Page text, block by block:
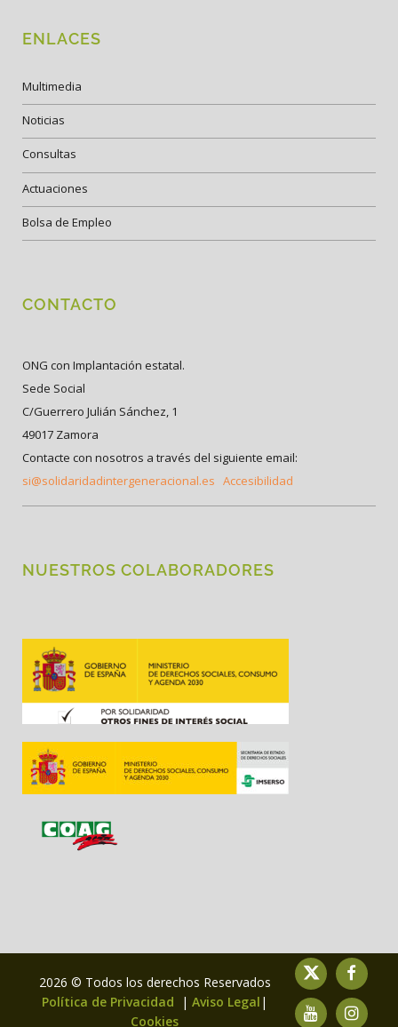
ENLACES
Multimedia
Noticias
Consultas
Actuaciones
Bolsa de Empleo
CONTACTO
ONG con Implantación estatal.
Sede Social
C/Guerrero Julián Sánchez, 1
49017 Zamora
Contacte con nosotros a través del siguiente email:
si@solidaridadintergeneracional.es Accesibilidad
NUESTROS COLABORADORES
2026 © Todos los derechos Reservados
Política de Privacidad
| Aviso Legal |
Cookies